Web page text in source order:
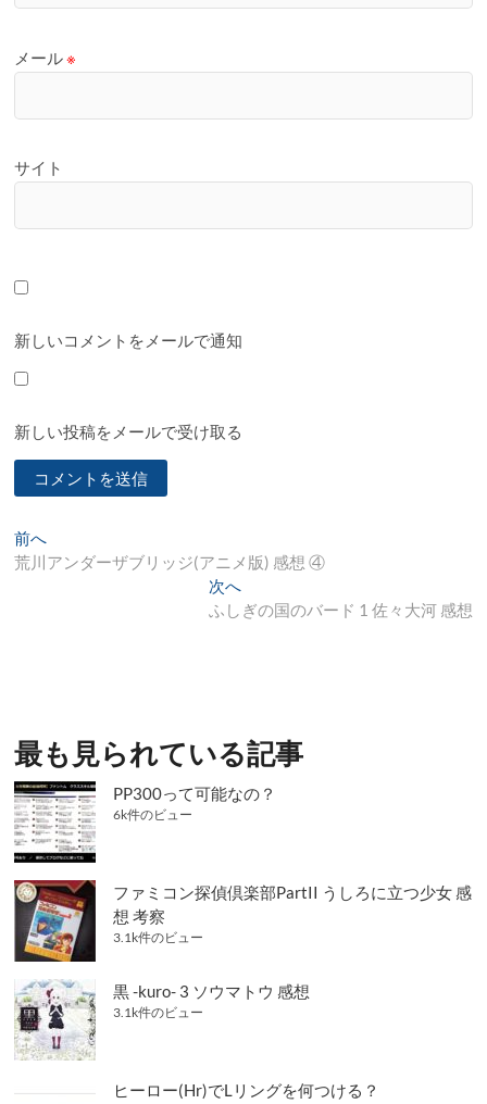
メール※
サイト
新しいコメントをメールで通知
新しい投稿をメールで受け取る
投
稿
シ
ョ
ン
前へ
去
荒川アンダーザブリッジ(アニメ版) 感想 ④
次へ次
の
ふしぎの国のバード 1 佐々大河 感想
最も見られている記事
PP300って可能なの？
6k件のビュー
ファミコン探偵倶楽部PartII うしろに立つ少女 感
想 考察
3.1k件のビュー
黒 -kuro- 3 ソウマトウ 感想
3.1k件のビュー
ヒーロー(Hr)でLリングを何つける？